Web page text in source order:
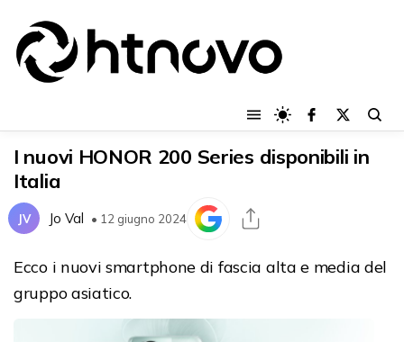
I nuovi HONOR 200 Series disponibili in
Italia
JV Jo Val • 12 giugno 2024
Ecco i nuovi smartphone di fascia alta e media del
gruppo asiatico.